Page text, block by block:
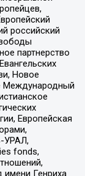
российский
партнерство
Новое
Международный
Европейская
УРАЛ,
fonds,
Генриха